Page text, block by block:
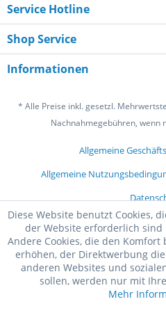
Service Hotline
Shop Service
Informationen
* Alle Preise inkl. gesetzl.
Nachnahmegebühren, wenn
Allgemeine
Allgemeine
Diese Website benutzt Cookies,
der Website erforderlich sind
Andere Cookies, die den
erhöhen, der Direktwerbung
anderen Websites und
sollen, werden nur mit
Mehr